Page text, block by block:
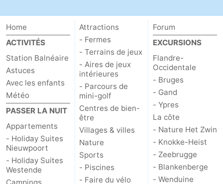
Home
ACTIVITÉS
Station Balnéaire
Astuces
Avec les enfants
Météo
PASSER LA NUIT
Appartements
- Holiday Suites
Nieuwpoort
- Holiday Suites
Westende
Campings
Attractions
- Fermes
- Terrains de jeux
- Aires de jeux
intérieures
- Parcours de
mini-golf
Centres de bien-
être
Villages & villes
Nature
Sports
- Piscines
- Faire du vélo
Forum
EXCURSIONS
Flandre-
Occidentale
- Bruges
- Gand
- Ypres
La côte
- Nature Het Zwin
- Knokke-Heist
- Zeebrugge
- Blankenberge
- Wenduine